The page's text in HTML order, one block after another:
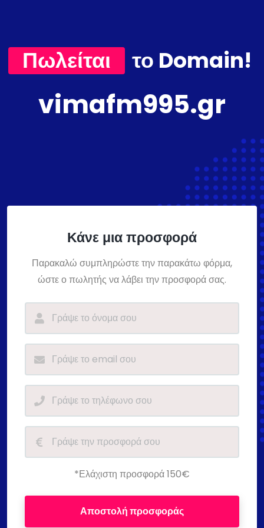
Πωλείται το Domain!
vimafm995.gr
Κάνε μια προσφορά
Παρακαλώ συμπληρώστε την παρακάτω φόρμα,
ώστε ο πωλητής να λάβει την προσφορά σας.
*Ελάχιστη προσφορά 150€
Αποστολή προσφοράς